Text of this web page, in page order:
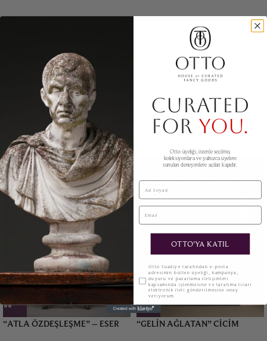
Coca-Cola Cam Altı Boyama Ayna
66 cm x 51 cm
BENZER ÜRÜNLER
“ATLA ÖZDEŞLEŞME” – ESER
“GELIN AĞLATAN” CICIM
CURATED
FOR YOU.
Otto üyeliği, özenle seçilmiş
koleksiyonlara ve yalnızca üyelere
sunulan deneyimlere açılan kapıdır.
Ad Soyad
Email
OTTO'YA KATIL
KVKKOtto Suadiye tarafından e-posta
adresimin bülten üyeliği, kampanya,
duyuru ve pazarlama iletişimleri
kapsamında işlenmesine ve tarafıma ticari
elektronik ileti gönderilmesine onay
veriyorum.